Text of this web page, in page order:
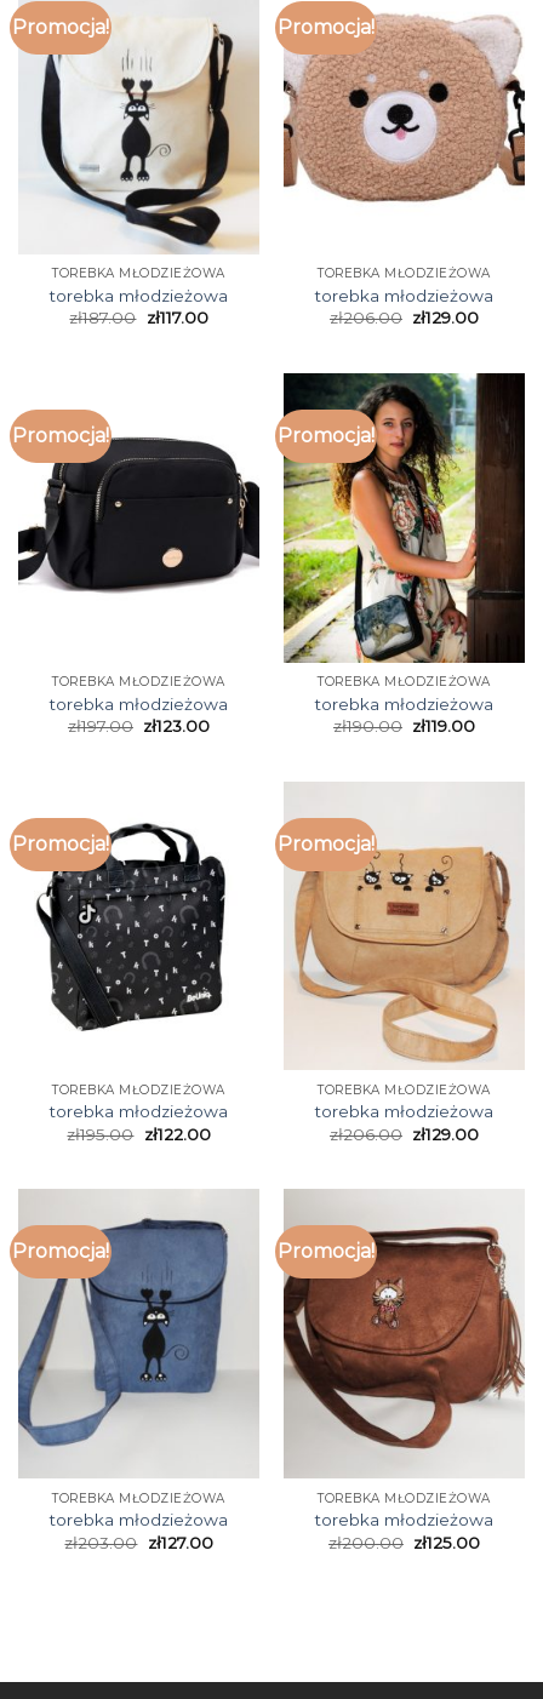
Promocja!
TOREBKA MŁODZIEŻOWA
torebka młodzieżowa
zł187.00 zł117.00
Promocja!
TOREBKA MŁODZIEŻOWA
torebka młodzieżowa
zł206.00 zł129.00
Promocja!
TOREBKA MŁODZIEŻOWA
torebka młodzieżowa
zł197.00 zł123.00
Promocja!
TOREBKA MŁODZIEŻOWA
torebka młodzieżowa
zł190.00 zł119.00
Promocja!
TOREBKA MŁODZIEŻOWA
torebka młodzieżowa
zł195.00 zł122.00
Promocja!
TOREBKA MŁODZIEŻOWA
torebka młodzieżowa
zł206.00 zł129.00
Promocja!
TOREBKA MŁODZIEŻOWA
torebka młodzieżowa
zł203.00 zł127.00
Promocja!
TOREBKA MŁODZIEŻOWA
torebka młodzieżowa
zł200.00 zł125.00